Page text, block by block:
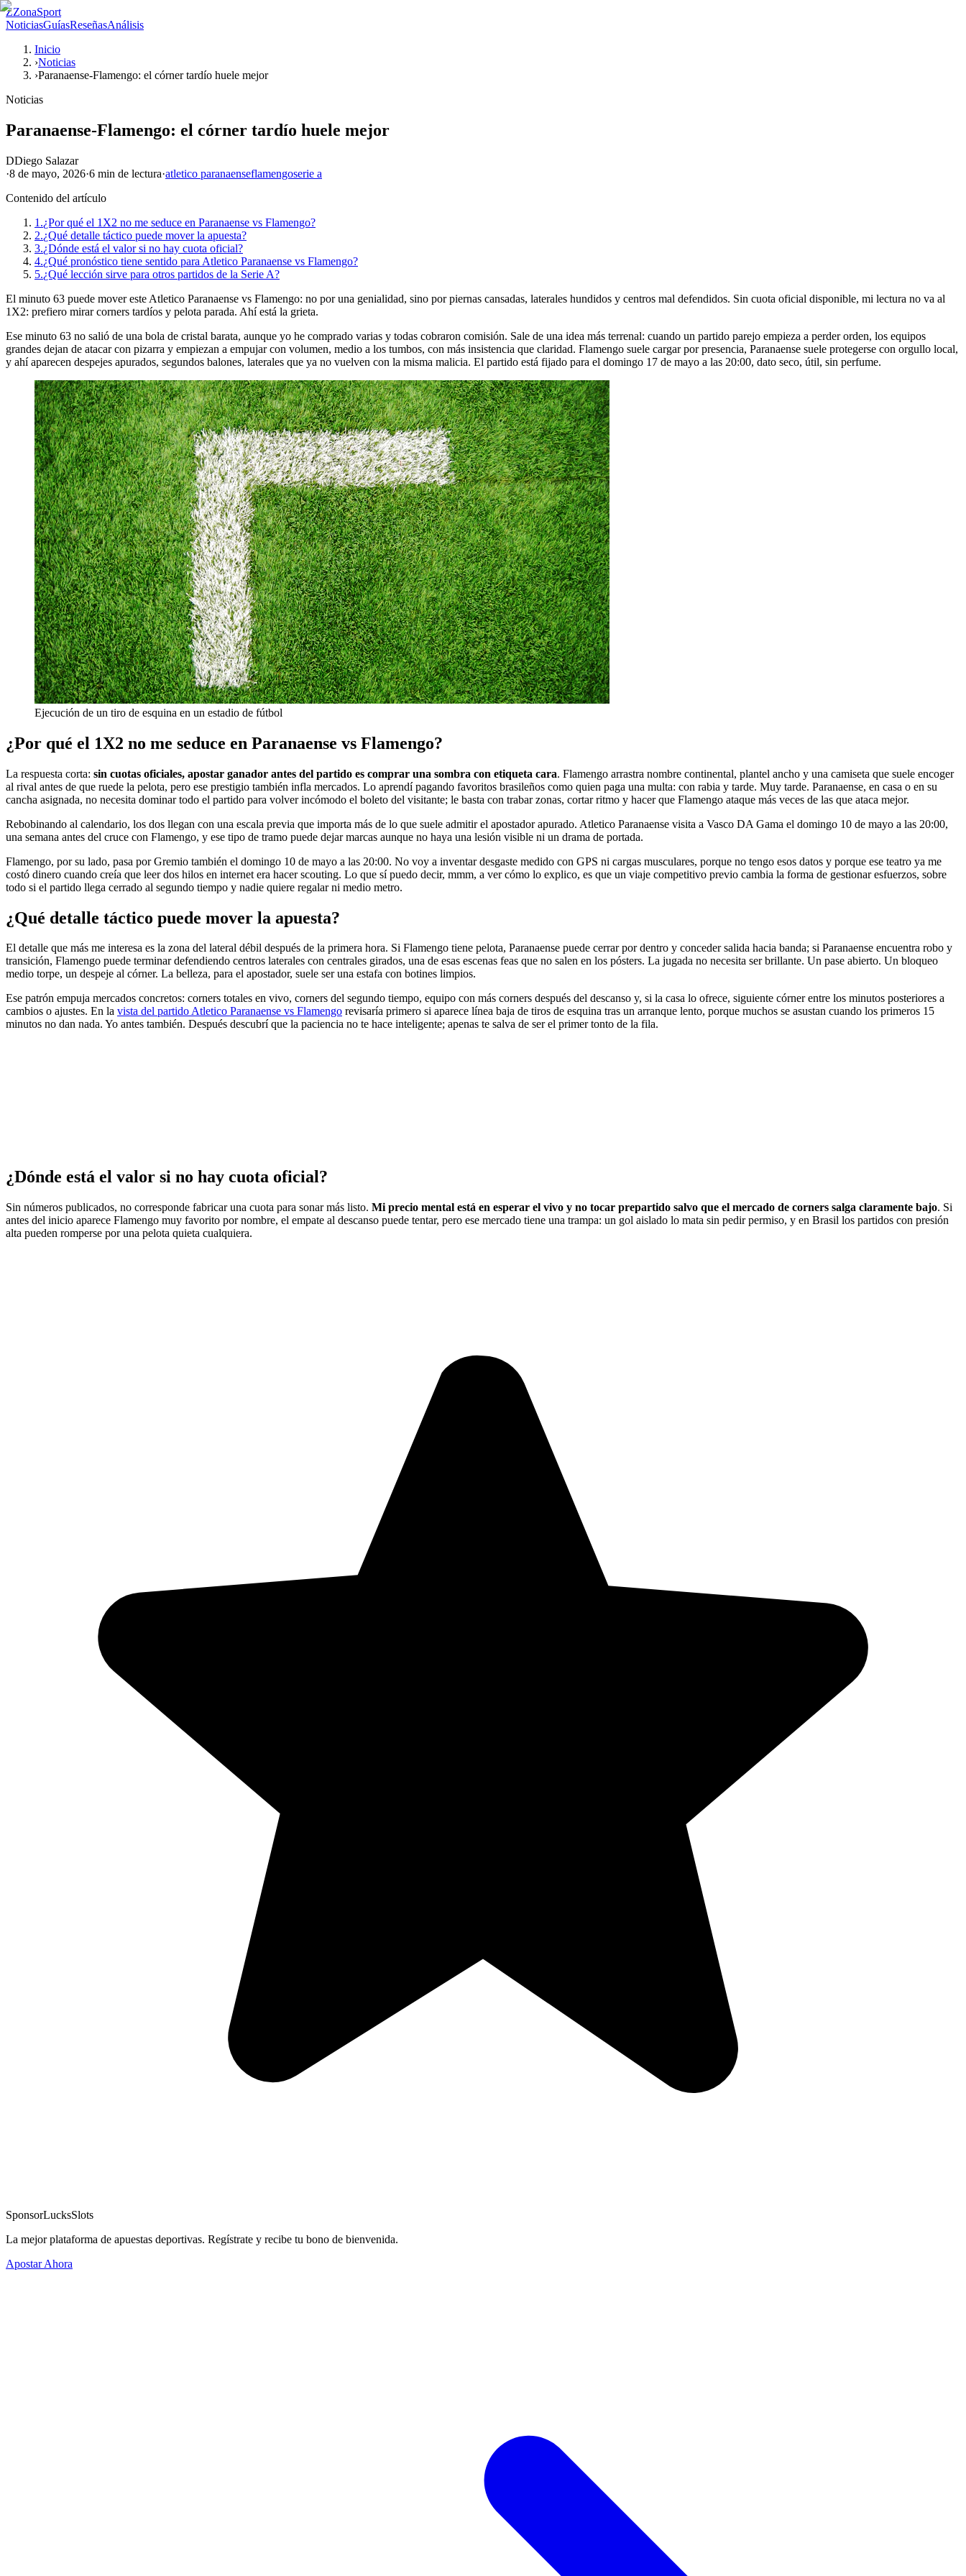
ZZonaSport
NoticiasGuíasReseñasAnálisis
Inicio
›Noticias
›Paranaense-Flamengo: el córner tardío huele mejor
Noticias
Paranaense-Flamengo: el córner tardío huele mejor
DDiego Salazar
·8 de mayo, 2026·6 min de lectura·atletico paranaenseflamengoserie a
Contenido del artículo
1.¿Por qué el 1X2 no me seduce en Paranaense vs Flamengo?
2.¿Qué detalle táctico puede mover la apuesta?
3.¿Dónde está el valor si no hay cuota oficial?
4.¿Qué pronóstico tiene sentido para Atletico Paranaense vs Flamengo?
5.¿Qué lección sirve para otros partidos de la Serie A?
El minuto 63 puede mover este Atletico Paranaense vs Flamengo: no por una genialidad, sino por piernas cansadas, laterales hundidos y centros mal defendidos. Sin cuota oficial disponible, mi lectura no va al
1X2: prefiero mirar corners tardíos y pelota parada. Ahí está la grieta.
Ese minuto 63 no salió de una bola de cristal barata, aunque yo he comprado varias y todas cobraron comisión. Sale de una idea más terrenal: cuando un partido parejo empieza a perder orden, los equipos
grandes dejan de atacar con pizarra y empiezan a empujar con volumen, medio a los tumbos, con más insistencia que claridad. Flamengo suele cargar por presencia, Paranaense suele protegerse con orgullo local,
y ahí aparecen despejes apurados, segundos balones, laterales que ya no vuelven con la misma malicia. El partido está fijado para el domingo 17 de mayo a las 20:00, dato seco, útil, sin perfume.
Ejecución de un tiro de esquina en un estadio de fútbol
¿Por qué el 1X2 no me seduce en Paranaense vs Flamengo?
La respuesta corta: sin cuotas oficiales, apostar ganador antes del partido es comprar una sombra con etiqueta cara. Flamengo arrastra nombre continental, plantel ancho y una camiseta que suele encoger
al rival antes de que ruede la pelota, pero ese prestigio también infla mercados. Lo aprendí pagando favoritos brasileños como quien paga una multa: con rabia y tarde. Muy tarde. Paranaense, en casa o en su
cancha asignada, no necesita dominar todo el partido para volver incómodo el boleto del visitante; le basta con trabar zonas, cortar ritmo y hacer que Flamengo ataque más veces de las que ataca mejor.
Rebobinando al calendario, los dos llegan con una escala previa que importa más de lo que suele admitir el apostador apurado. Atletico Paranaense visita a Vasco DA Gama el domingo 10 de mayo a las 20:00,
una semana antes del cruce con Flamengo, y ese tipo de tramo puede dejar marcas aunque no haya una lesión visible ni un drama de portada.
Flamengo, por su lado, pasa por Gremio también el domingo 10 de mayo a las 20:00. No voy a inventar desgaste medido con GPS ni cargas musculares, porque no tengo esos datos y porque ese teatro ya me
costó dinero cuando creía que leer dos hilos en internet era hacer scouting. Lo que sí puedo decir, mmm, a ver cómo lo explico, es que un viaje competitivo previo cambia la forma de gestionar esfuerzos, sobre
todo si el partido llega cerrado al segundo tiempo y nadie quiere regalar ni medio metro.
¿Qué detalle táctico puede mover la apuesta?
El detalle que más me interesa es la zona del lateral débil después de la primera hora. Si Flamengo tiene pelota, Paranaense puede cerrar por dentro y conceder salida hacia banda; si Paranaense encuentra robo y
transición, Flamengo puede terminar defendiendo centros laterales con centrales girados, una de esas escenas feas que no salen en los pósters. La jugada no necesita ser brillante. Un pase abierto. Un bloqueo
medio torpe, un despeje al córner. La belleza, para el apostador, suele ser una estafa con botines limpios.
Ese patrón empuja mercados concretos: corners totales en vivo, corners del segundo tiempo, equipo con más corners después del descanso y, si la casa lo ofrece, siguiente córner entre los minutos posteriores a
cambios o ajustes. En la vista del partido Atletico Paranaense vs Flamengo revisaría primero si aparece línea baja de tiros de esquina tras un arranque lento, porque muchos se asustan cuando los primeros 15
minutos no dan nada. Yo antes también. Después descubrí que la paciencia no te hace inteligente; apenas te salva de ser el primer tonto de la fila.
¿Dónde está el valor si no hay cuota oficial?
Sin números publicados, no corresponde fabricar una cuota para sonar más listo. Mi precio mental está en esperar el vivo y no tocar prepartido salvo que el mercado de corners salga claramente bajo. Si
antes del inicio aparece Flamengo muy favorito por nombre, el empate al descanso puede tentar, pero ese mercado tiene una trampa: un gol aislado lo mata sin pedir permiso, y en Brasil los partidos con presión
alta pueden romperse por una pelota quieta cualquiera.
SponsorLucksSlots
La mejor plataforma de apuestas deportivas. Regístrate y recibe tu bono de bienvenida.
Apostar Ahora